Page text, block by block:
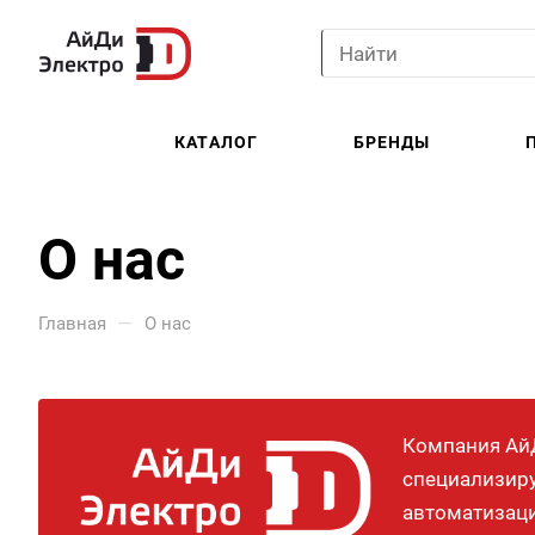
КАТАЛОГ БРЕНДЫ
О нас
Главная — О нас
Компания